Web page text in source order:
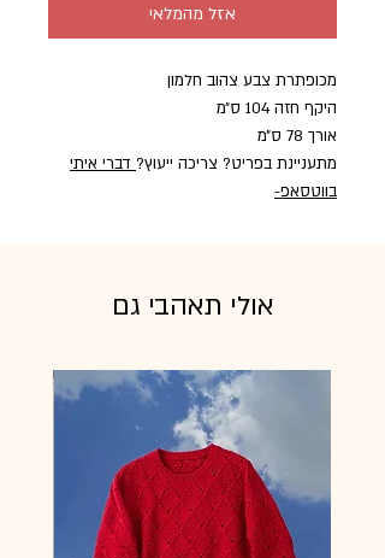
אזל מהמלאי
מכופתרת צבע צהוב חלמון
היקף חזה 104 ס״מ
אורך 78 ס״מ
מתעניינת בפריט? צריכה ייעוץ? דברי איתי
בווטסאפ-
אולי תאהבי גם